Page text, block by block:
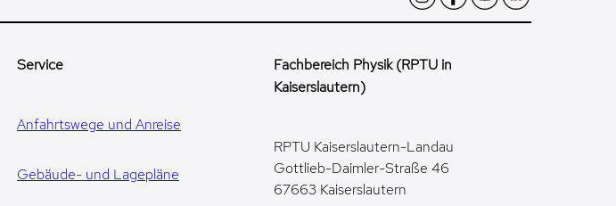
Service
Anfahrtswege und Anreise
Gebäude- und Lagepläne
Fachbereich Physik (RPTU in
Kaiserslautern)
RPTU Kaiserslautern-Landau
Gottlieb-Daimler-Straße 46
67663 Kaiserslautern